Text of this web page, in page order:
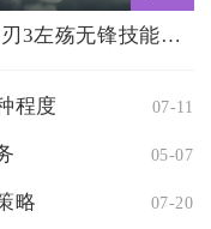
影之刃3左殇无锋技能搭配与心法有什么特别之处
程度 07-11
05-07
略 07-20